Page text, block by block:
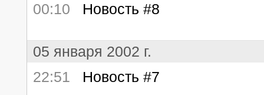
00:10 Новость #8
05 января 2002 г.
22:51 Новость #7